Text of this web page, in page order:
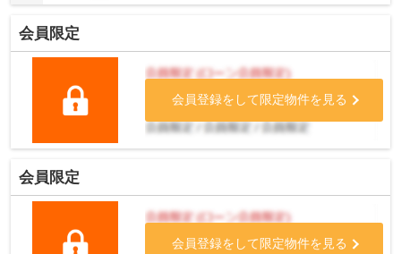
会員限定
会員登録をして限定物件を見る
会員限定
会員登録をして限定物件を見る